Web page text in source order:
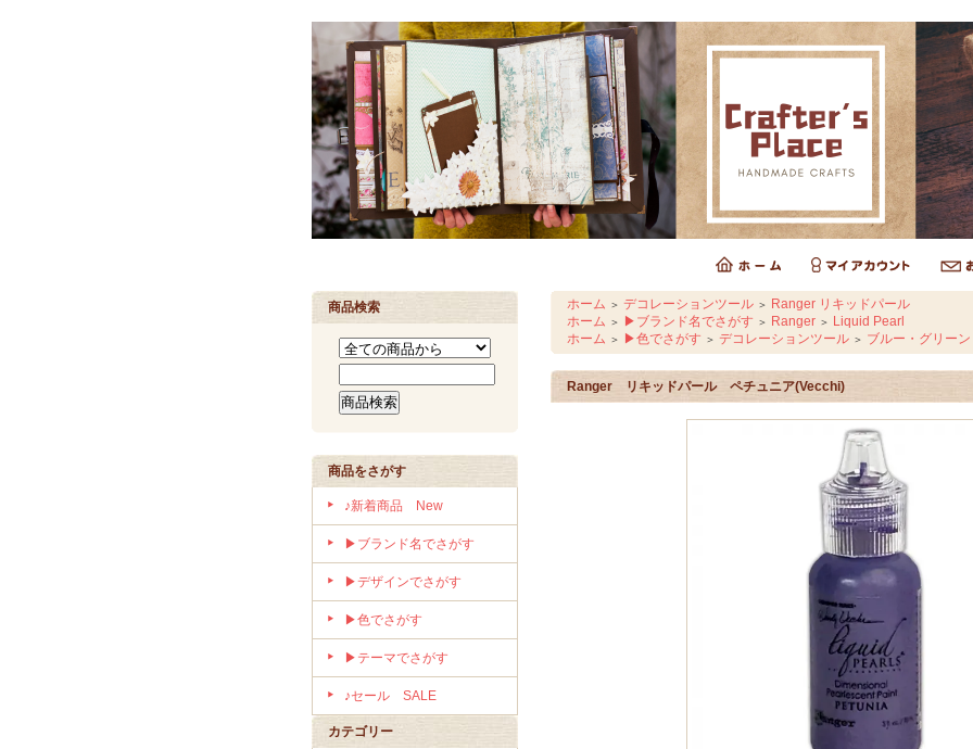
商品検索
商品をさがす
♪新着商品 New
▶ブランド名でさがす
▶デザインでさがす
▶色でさがす
▶テーマでさがす
♪セール SALE
カテゴリー
ホーム ＞ デコレーションツール ＞
Ranger リキッドパール
ホーム ＞ ▶ブランド名でさがす ＞ Ranger ＞
Liquid Pearl
ホーム ＞ ▶色でさがす ＞ デコレーションツール ＞ ブルー・グリー
Ranger リキッドパール ペチュニア(Vecchi)